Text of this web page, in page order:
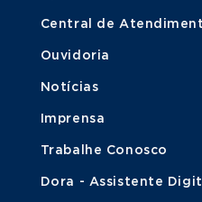
Central de
Ouvidoria
Notícias
Imprensa
Trabalhe Conosco
Dora - Assistente